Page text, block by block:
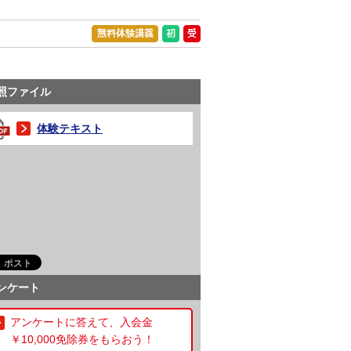
ファイル
体験テキスト
ケート
アンケートに答えて、入会金
￥10,000免除券をもらおう！